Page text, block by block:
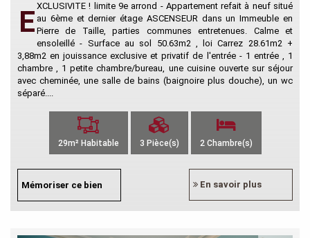
E XCLUSIVITE ! limite 9e arrond - Appartement refait à neuf situé
au 6ème et dernier étage ASCENSEUR dans un Immeuble en
Pierre de Taille, parties communes entretenues. Calme et
ensoleillé - Surface au sol 50.63m2 , loi Carrez 28.61m2 +
3,88m2 en jouissance exclusive et privatif de l'entrée - 1 entrée , 1
chambre , 1 petite chambre/bureau, une cuisine ouverte sur séjour
avec cheminée, une salle de bains (baignoire plus douche), un wc
séparé....
29m² Habitable 3 Pièce(s) 2 Chambre(s)
Mémoriser ce bien En savoir plus